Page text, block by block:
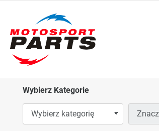
Wybierz Kategorie